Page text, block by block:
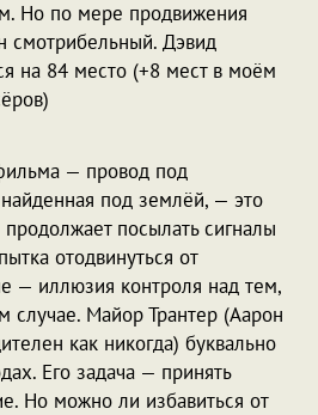
Но по мере продвижения
смотрибельный. Дэвид
на 84 место (+8 мест в моём
— провод под
под землёй, — это
посылать сигналы
отодвинуться от
— иллюзия контроля над тем,
случае. Майор Трантер (Аарон
как никогда) буквально
Его задача — принять
Но можно ли избавиться от